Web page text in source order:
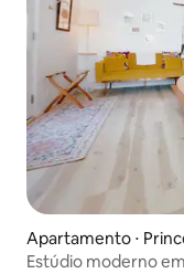
Apartamento ⋅
Estúdio moderno